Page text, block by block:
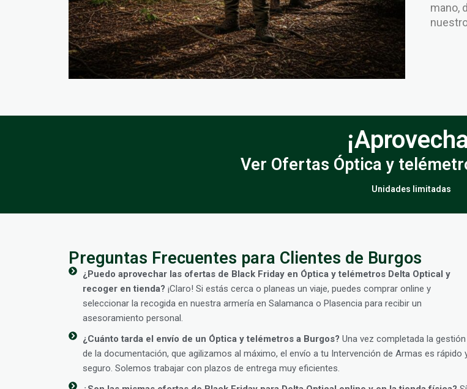
mano,
Ver Ofertas Óptica y
Unidades limitadas
Preguntas Frecuentes para Clientes de Burgos
¿Puedo aprovechar las ofertas de Black Friday en Óptica y telémetros Delta Optical y
recoger en tienda? ¡Claro! Si estás cerca o planeas un viaje, puedes comprar online y
seleccionar la recogida en nuestra armería en Salamanca o Plasencia para recibir un
asesoramiento personal.
¿Cuánto tarda el envío de un Óptica y telémetros a Burgos? Una vez completada la gestión
de la documentación, que agilizamos al máximo, el envío a tu Intervención de Armas es rápido
seguro. Solemos trabajar con plazos de entrega muy eficientes.